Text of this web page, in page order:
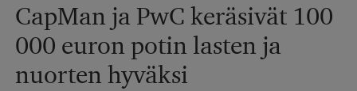
CapMan ja PwC keräsivät 100
000 euron potin lasten ja
nuorten hyväksi